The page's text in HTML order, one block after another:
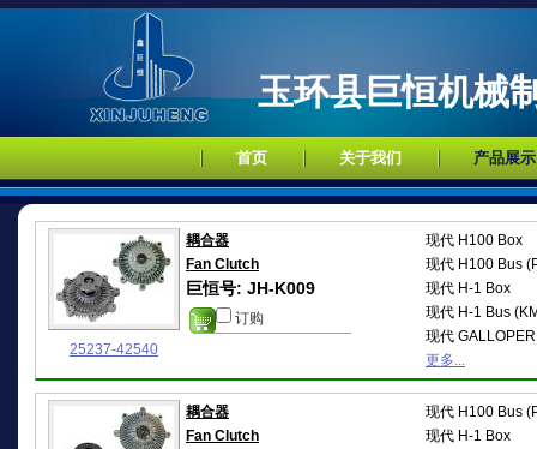
玉环县巨恒机械
首页 关于我们 产品展示
25237-42540
耦合器
Fan Clutch
巨恒号: JH-K009
订购
现代 H100 Box
现代 H100 Bus
现代 H-1 Box
现代 H-1 Bus
现代
更多...
耦合器
Fan Clutch
现代 H100 Bus
现代 H-1 Box